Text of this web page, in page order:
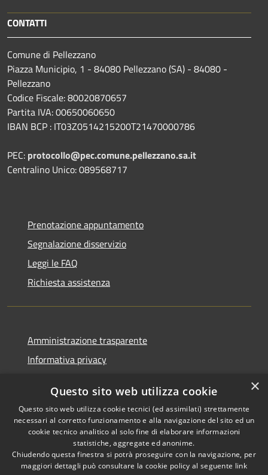
CONTATTI
Comune di Pellezzano
Piazza Municipio, 1 - 84080 Pellezzano (SA) - 84080 -
Pellezzano
Codice Fiscale: 80020870657
Partita IVA: 00650060650
IBAN BCP : IT03Z0514215200T21470000786
PEC: protocollo@pec.comune.pellezzano.sa.it
Centralino Unico: 089568717
Prenotazione appuntamento
Segnalazione disservizio
Leggi le FAQ
Richiesta assistenza
Amministrazione trasparente
Informativa privacy
Dichiarazione di accessibilità
RSS
Copyright © 2026 • Comune di
Pellezzano • Powered by
×
Questo sito web utilizza cookie
Questo sito web utilizza cookie tecnici (ed assimilati) strettamente
necessari al corretto funzionamento e alla navigazione del sito ed un
cookie tecnico analitico al solo fine di elaborare informazioni
statistiche, aggregate ed anonime.
Chiudendo questa finestra si potrà proseguire con la navigazione, per
maggiori dettagli può consultare la cookie policy al seguente link